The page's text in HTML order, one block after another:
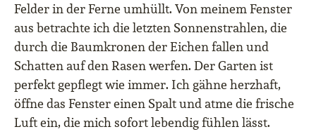
Felder in der Ferne umhüllt. Von meinem Fenster
aus betrachte ich die letzten Sonnenstrahlen, die
durch die Baumkronen der Eichen fallen und
Schatten auf den Rasen werfen. Der Garten ist
perfekt gepflegt wie immer. Ich gähne herzhaft,
öffne das Fenster einen Spalt und atme die frische
Luft ein, die mich sofort lebendig fühlen lässt.